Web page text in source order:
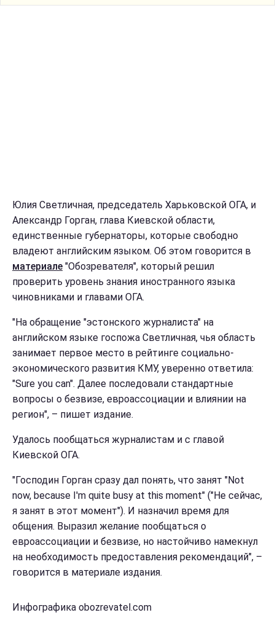
Юлия Светличная, председатель Харьковской ОГА, и
Александр Горган, глава Киевской области,
единственные губернаторы, которые свободно
владеют английским языком. Об этом говорится в
материале "Обозревателя", который решил
проверить уровень знания иностранного языка
чиновниками и главами ОГА.
"На обращение "эстонского журналиста" на
английском языке госпожа Светличная, чья область
занимает первое место в рейтинге социально-
экономического развития КМУ, уверенно ответила:
"Sure you can". Далее последовали стандартные
вопросы о безвизе, евроассоциации и влиянии на
регион", – пишет издание.
Удалось пообщаться журналистам и с главой
Киевской ОГА.
"Господин Горган сразу дал понять, что занят "Not
now, because I'm quite busy at this moment" ("Не сейчас,
я занят в этот момент"). И назначил время для
общения. Выразил желание пообщаться о
евроассоциации и безвизе, но настойчиво намекнул
на необходимость предоставления рекомендаций", –
говорится в материале издания.
Инфографика obozrevatel.com